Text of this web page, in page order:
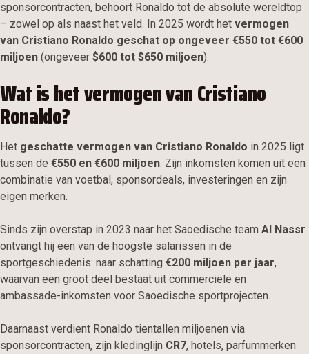
sponsorcontracten, behoort Ronaldo tot de absolute wereldtop
– zowel op als naast het veld. In 2025 wordt het vermogen
van Cristiano Ronaldo geschat op ongeveer €550 tot €600
miljoen (ongeveer $600 tot $650 miljoen).
Wat is het vermogen van Cristiano
Ronaldo?
Het geschatte vermogen van Cristiano Ronaldo in 2025 ligt
tussen de €550 en €600 miljoen. Zijn inkomsten komen uit een
combinatie van voetbal, sponsordeals, investeringen en zijn
eigen merken.
Sinds zijn overstap in 2023 naar het Saoedische team Al Nassr
ontvangt hij een van de hoogste salarissen in de
sportgeschiedenis: naar schatting €200 miljoen per jaar,
waarvan een groot deel bestaat uit commerciële en
ambassade-inkomsten voor Saoedische sportprojecten.
Daarnaast verdient Ronaldo tientallen miljoenen via
sponsorcontracten, zijn kledinglijn CR7, hotels, parfummerken